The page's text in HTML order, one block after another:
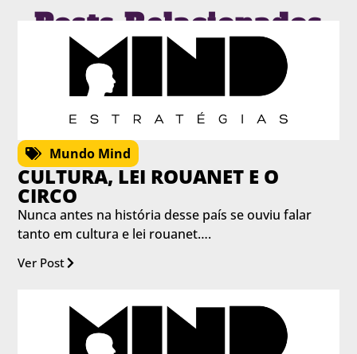
Posts Relacionados
Mundo Mind
CULTURA, LEI ROUANET E O
CIRCO
Nunca antes na história desse país se ouviu falar
tanto em cultura e lei rouanet….
Ver Post